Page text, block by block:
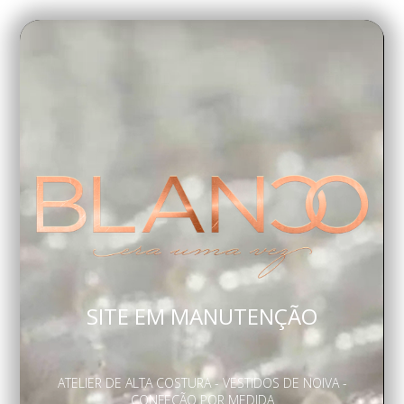
ATELIER DE ALTA COSTURA - VESTIDOS DE NOIVA -
CONFEÇÃO POR MEDIDA
SITE EM MANUTENÇÃO